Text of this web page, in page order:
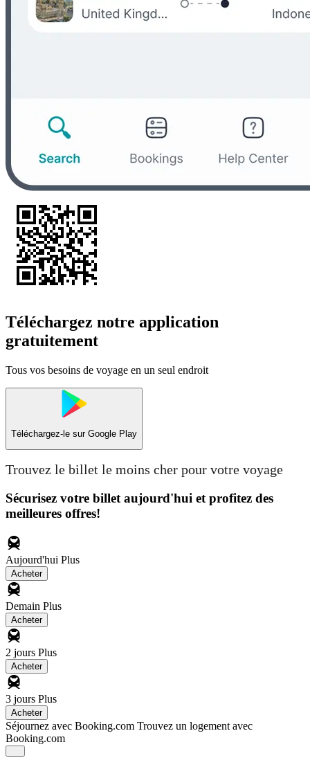
Téléchargez notre application
gratuitement
Tous vos besoins de voyage en un seul endroit
Téléchargez-le sur Google Play
Trouvez le billet le moins cher pour votre voyage
Sécurisez votre billet aujourd'hui et profitez des
meilleures offres!
Aujourd'hui Plus
Acheter
Demain Plus
Acheter
2 jours Plus
Acheter
3 jours Plus
Acheter
Séjournez avec Booking.com Trouvez un logement avec
Booking.com